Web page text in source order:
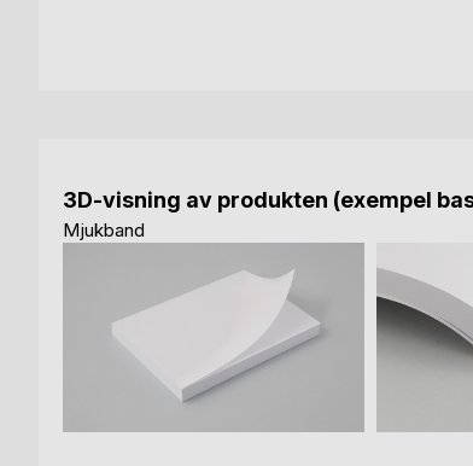
3D-visning av produkten (exempel
Mjukband